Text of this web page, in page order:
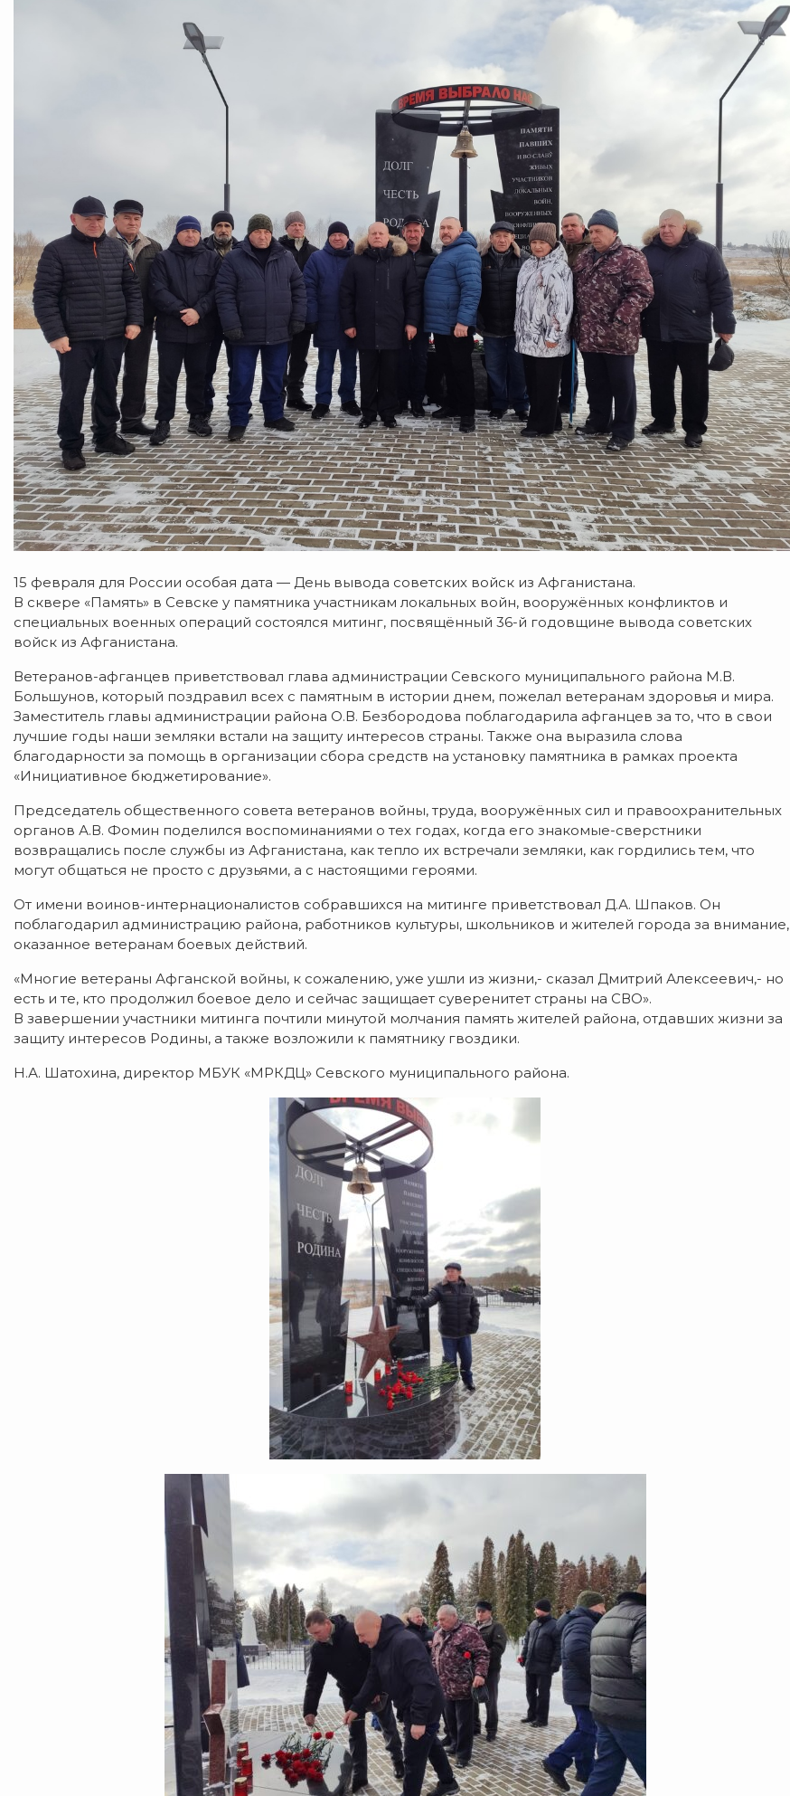
15 февраля для России особая дата — День вывода советских войск из Афганистана.
В сквере «Память» в Севске у памятника участникам локальных войн, вооружённых конфликтов и
специальных военных операций состоялся митинг, посвящённый 36-й годовщине вывода советских
войск из Афганистана.
Ветеранов-афганцев приветствовал глава администрации Севского муниципального района М.В.
Большунов, который поздравил всех с памятным в истории днем, пожелал ветеранам здоровья и мира.
Заместитель главы администрации района О.В. Безбородова поблагодарила афганцев за то, что в свои
лучшие годы наши земляки встали на защиту интересов страны. Также она выразила слова
благодарности за помощь в организации сбора средств на установку памятника в рамках проекта
«Инициативное бюджетирование».
Председатель общественного совета ветеранов войны, труда, вооружённых сил и правоохранительных
органов А.В. Фомин поделился воспоминаниями о тех годах, когда его знакомые-сверстники
возвращались после службы из Афганистана, как тепло их встречали земляки, как гордились тем, что
могут общаться не просто с друзьями, а с настоящими героями.
От имени воинов-интернационалистов собравшихся на митинге приветствовал Д.А. Шпаков. Он
поблагодарил администрацию района, работников культуры, школьников и жителей города за внимание,
оказанное ветеранам боевых действий.
«Многие ветераны Афганской войны, к сожалению, уже ушли из жизни,- сказал Дмитрий Алексеевич,- но
есть и те, кто продолжил боевое дело и сейчас защищает суверенитет страны на СВО».
В завершении участники митинга почтили минутой молчания память жителей района, отдавших жизни за
защиту интересов Родины, а также возложили к памятнику гвоздики.
Н.А. Шатохина, директор МБУК «МРКДЦ» Севского муниципального района.